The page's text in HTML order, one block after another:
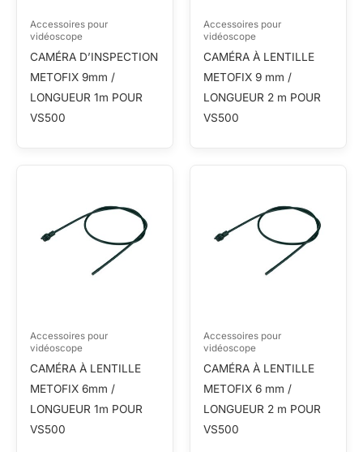
Accessoires pour
vidéoscope
CAMÉRA D’INSPECTION
METOFIX 9mm /
LONGUEUR 1m POUR
VS500
Accessoires pour
vidéoscope
CAMÉRA À LENTILLE
METOFIX 9 mm /
LONGUEUR 2 m POUR
VS500
Accessoires pour
vidéoscope
CAMÉRA À LENTILLE
METOFIX 6mm /
LONGUEUR 1m POUR
VS500
Accessoires pour
vidéoscope
CAMÉRA À LENTILLE
METOFIX 6 mm /
LONGUEUR 2 m POUR
VS500